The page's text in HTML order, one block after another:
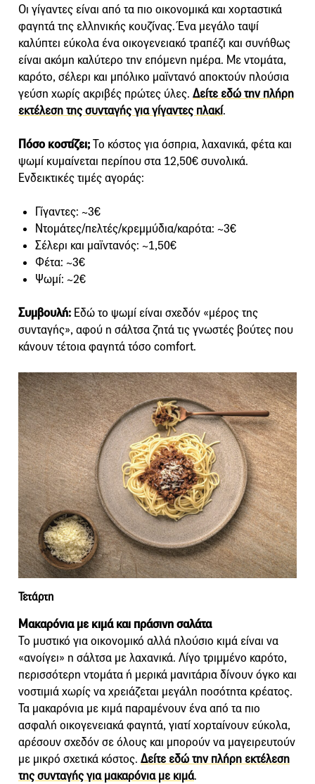
Οι γίγαντες είναι από τα πιο οικονομικά και χορταστικά
φαγητά της ελληνικής κουζίνας. Ένα μεγάλο ταψί
καλύπτει εύκολα ένα οικογενειακό τραπέζι και συνήθως
είναι ακόμη καλύτερο την επόμενη ημέρα. Με ντομάτα,
καρότο, σέλερι και μπόλικο μαϊντανό αποκτούν πλούσια
γεύση χωρίς ακριβές πρώτες ύλες. Δείτε εδώ την πλήρη
εκτέλεση της συνταγής για γίγαντες πλακί.
Πόσο κοστίζει;Το κόστος για όσπρια, λαχανικά, φέτα και
ψωμί κυμαίνεται περίπου στα 12,50€ συνολικά.
Ενδεικτικές τιμές αγοράς:
Γίγαντες: ~3€
Ντομάτες/πελτές/κρεμμύδια/καρότα: ~3€
Σέλερι και μαϊντανός: ~1,50€
Φέτα: ~3€
Ψωμί: ~2€
Συμβουλή: Εδώ το ψωμί είναι σχεδόν «μέρος της
συνταγής», αφού η σάλτσα ζητά τις γνωστές βούτες που
κάνουν τέτοια φαγητά τόσο comfort.
Τετάρτη
Μακαρόνια με κιμά και πράσινη σαλάτα
Το μυστικό για οικονομικό αλλά πλούσιο κιμά είναι να
«ανοίγει» η σάλτσα με λαχανικά. Λίγο τριμμένο καρότο,
περισσότερη ντομάτα ή μερικά μανιτάρια δίνουν όγκο και
νοστιμιά χωρίς να χρειάζεται μεγάλη ποσότητα κρέατος.
Τα μακαρόνια με κιμά παραμένουν ένα από τα πιο
ασφαλή οικογενειακά φαγητά, γιατί χορταίνουν εύκολα,
αρέσουν σχεδόν σε όλους και μπορούν να μαγειρευτούν
με μικρό σχετικά κόστος. Δείτε εδώ την πλήρη εκτέλεση
της συνταγής για μακαρόνια με κιμά.